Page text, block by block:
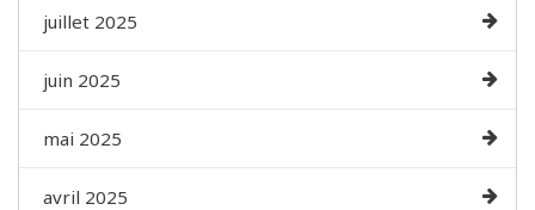
juillet 2025
juin 2025
mai 2025
avril 2025